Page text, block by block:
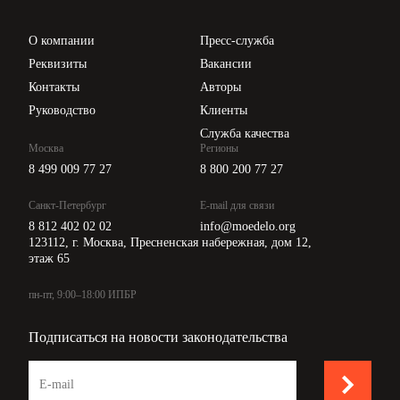
О компании
Реквизиты
Контакты
Руководство
Пресс-служба
Вакансии
Авторы
Клиенты
Служба качества
Москва
8 499 009 77 27
Санкт-Петербург
8 812 402 02 02
Регионы
8 800 200 77 27
E-mail для связи
info@moedelo.org
123112, г. Москва, Пресненская набережная, дом 12,
этаж 65
пн-пт, 9:00–18:00 ИПБР
Подписаться на новости законодательства